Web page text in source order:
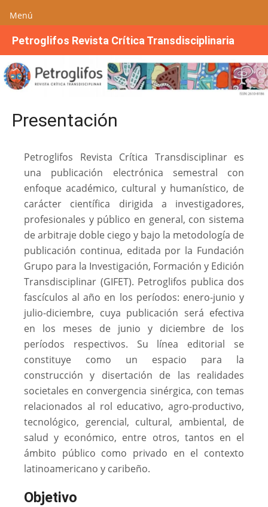
Petroglifos Revista Crítica Transdisciplinaria
Presentación
Petroglifos Revista Crítica Transdisciplinar es
una publicación electrónica semestral con
enfoque académico, cultural y humanístico, de
carácter científica dirigida a investigadores,
profesionales y público en general, con sistema
de arbitraje doble ciego y bajo la metodología de
publicación continua, editada por la Fundación
Grupo para la Investigación, Formación y Edición
Transdisciplinar (GIFET). Petroglifos publica dos
fascículos al año en los períodos: enero-junio y
julio-diciembre, cuya publicación será efectiva
en los meses de junio y diciembre de los
períodos respectivos. Su línea editorial se
constituye como un espacio para la
construcción y disertación de las realidades
societales en convergencia sinérgica, con temas
relacionados al rol educativo, agro-productivo,
tecnológico, gerencial, cultural, ambiental, de
salud y económico, entre otros, tantos en el
ámbito público como privado en el contexto
latinoamericano y caribeño.
Objetivo
Menú